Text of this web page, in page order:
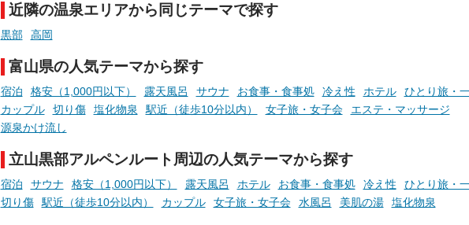
います。
現地取材記事もあわせて紹介し
ていますので、気になる施設は
ぜひチェックして次のおでかけ
先の参考にしてみてください
ね。
手相やタロットなど気軽に楽し
近隣の温泉エリアから同じテーマで探す
黒部 高岡
富山県の人気テーマから探す
宿泊 格安（1,000円以下） 露天風呂 サウナ お食事・食事処 冷え性 ホテル
ひとり旅・
カップル
切り傷 塩化物泉 駅近（徒歩10分以内） 女子旅・女子会
エステ・マッサージ
源泉かけ流し
立山黒部アルペンルート周辺の人気テーマから探す
宿泊 サウナ 格安（1,000円以下） 露天風呂 ホテル お食事・食事処 冷え性
ひとり旅・
切り傷
駅近（徒歩10分以内） カップル 女子旅・女子会 水風呂 美肌の湯 塩化物泉